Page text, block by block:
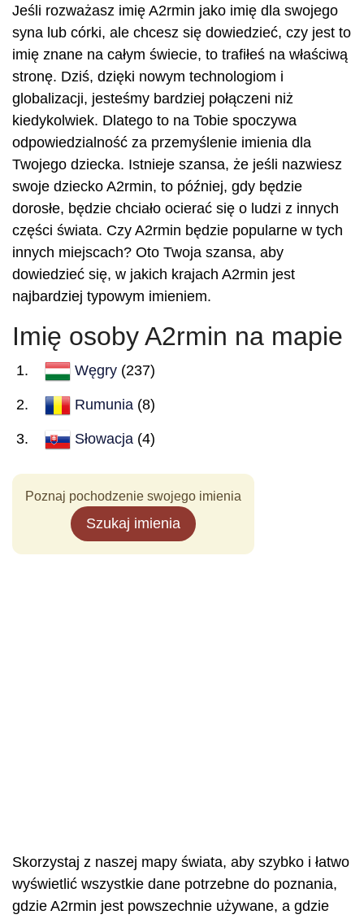
Jeśli rozważasz imię A2rmin jako imię dla swojego
syna lub córki, ale chcesz się dowiedzieć, czy jest to
imię znane na całym świecie, to trafiłeś na właściwą
stronę. Dziś, dzięki nowym technologiom i
globalizacji, jesteśmy bardziej połączeni niż
kiedykolwiek. Dlatego to na Tobie spoczywa
odpowiedzialność za przemyślenie imienia dla
Twojego dziecka. Istnieje szansa, że jeśli nazwiesz
swoje dziecko A2rmin, to później, gdy będzie
dorosłe, będzie chciało ocierać się o ludzi z innych
części świata. Czy A2rmin będzie popularne w tych
innych miejscach? Oto Twoja szansa, aby
dowiedzieć się, w jakich krajach A2rmin jest
najbardziej typowym imieniem.
Imię osoby A2rmin na mapie
Węgry (237)
Rumunia (8)
Słowacja (4)
Poznaj pochodzenie swojego imienia
Szukaj imienia
Skorzystaj z naszej mapy świata, aby szybko i łatwo
wyświetlić wszystkie dane potrzebne do poznania,
gdzie A2rmin jest powszechnie używane, a gdzie